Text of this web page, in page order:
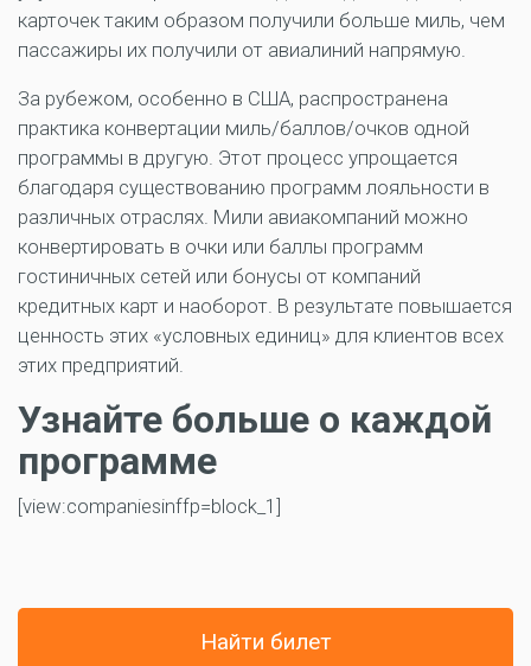
карточек таким образом получили больше миль, чем
пассажиры их получили от авиалиний напрямую.
За рубежом, особенно в США, распространена
практика конвертации миль/баллов/очков одной
программы в другую. Этот процесс упрощается
благодаря существованию программ лояльности в
различных отраслях. Мили авиакомпаний можно
конвертировать в очки или баллы программ
гостиничных сетей или бонусы от компаний
кредитных карт и наоборот. В результате повышается
ценность этих «условных единиц» для клиентов всех
этих предприятий.
Узнайте больше о каждой
программе
[view:companiesinffp=block_1]
Найти билет